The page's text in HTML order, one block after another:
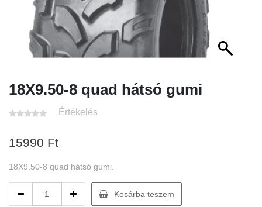
18X9.50-8 quad hátsó gumi
Értékelés
15990 Ft
18X9.50-8 quad hátsó gumi.
Kosárba teszem